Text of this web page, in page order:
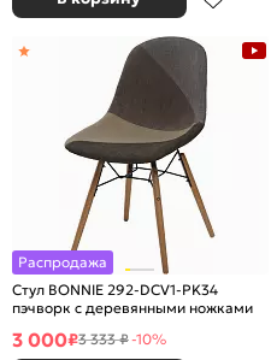
Распродажа
Стул BONNIE 292-DCV1-PK34
пэчворк с деревянными ножками
3 000₽3 333 ₽-10%